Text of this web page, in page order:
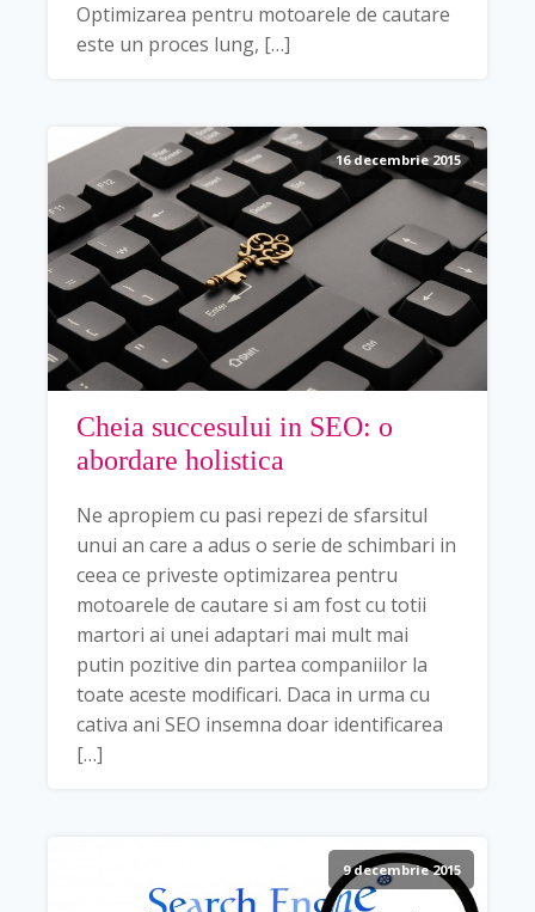
Optimizarea pentru motoarele de cautare
este un proces lung, […]
16 decembrie 2015
Cheia succesului in SEO: o
abordare holistica
Ne apropiem cu pasi repezi de sfarsitul
unui an care a adus o serie de schimbari in
ceea ce priveste optimizarea pentru
motoarele de cautare si am fost cu totii
martori ai unei adaptari mai mult mai
putin pozitive din partea companiilor la
toate aceste modificari. Daca in urma cu
cativa ani SEO insemna doar identificarea
[…]
9 decembrie 2015